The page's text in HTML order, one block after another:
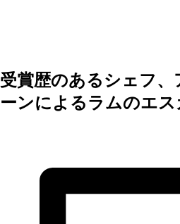
受賞歴のあるシェフ
ーンによるラムのエ